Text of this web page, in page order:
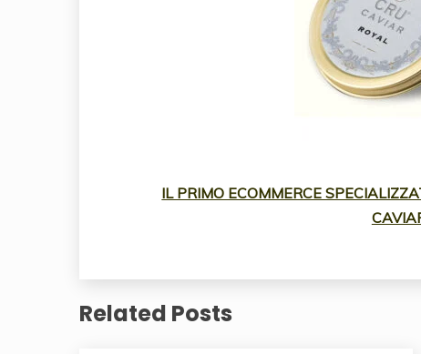
IL PRIMO ECOMMERCE
Related Posts